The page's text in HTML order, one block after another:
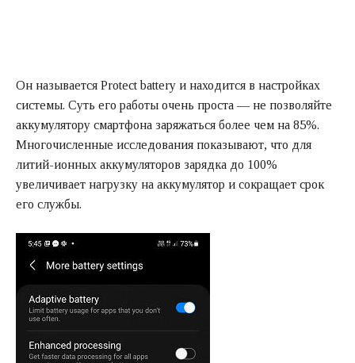
Он называется Protect battery и находится в настройках
системы. Суть его работы очень проста — не позволяйте
аккумулятору смартфона заряжаться более чем на 85%.
Многочисленные исследования показывают, что для
литий-ионных аккумуляторов зарядка до 100%
увеличивает нагрузку на аккумулятор и сокращает срок
его службы.